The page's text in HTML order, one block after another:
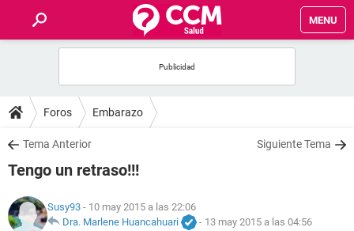
MENU
FOROS
SALUD
FAMILIA
NUTRICIÓN
Foros Embarazo
Tema Anterior Siguiente Tema
Tengo un retraso!!!
Susy93 - 10 may 2015 a las 22:06
Dra. Marlene Huancahuari
- 13 may 2015 a las 04:56